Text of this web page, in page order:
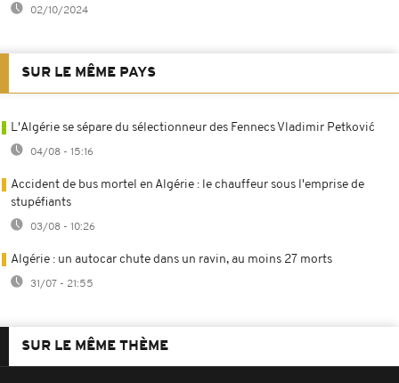
02/10/2024
SUR LE MÊME PAYS
L'Algérie se sépare du sélectionneur des Fennecs Vladimir Petković
04/08 - 15:16
Accident de bus mortel en Algérie : le chauffeur sous l'emprise de
stupéfiants
03/08 - 10:26
Algérie : un autocar chute dans un ravin, au moins 27 morts
31/07 - 21:55
SUR LE MÊME THÈME